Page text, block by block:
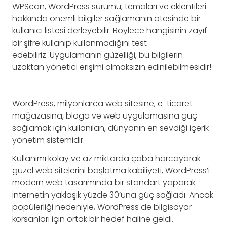
WPScan, WordPress sürümü, temaları ve eklentileri
hakkında önemli bilgiler sağlamanın ötesinde bir
kullanıcı listesi derleyebilir. Böylece hangisinin zayıf
bir şifre kullanıp kullanmadığını test
edebiliriz. Uygulamanın güzelliği, bu bilgilerin
uzaktan yönetici erişimi olmaksızın edinilebilmesidir!
WordPress, milyonlarca web sitesine, e-ticaret
mağazasına, bloga ve web uygulamasına güç
sağlamak için kullanılan, dünyanın en sevdiği içerik
yönetim sistemidir.
Kullanımı kolay ve az miktarda çaba harcayarak
güzel web sitelerini başlatma kabiliyeti, WordPress’i
modern web tasarımında bir standart yaparak
internetin yaklaşık yüzde 30’una güç sağladı. Ancak
popülerliği nedeniyle, WordPress de bilgisayar
korsanları için ortak bir hedef haline geldi.